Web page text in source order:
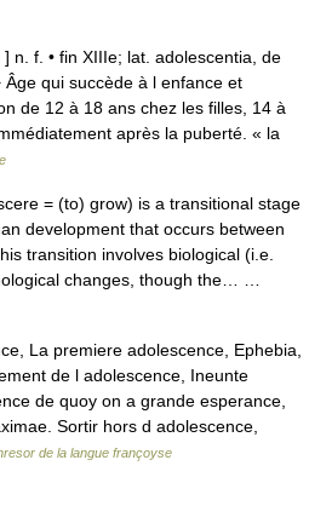
n. f. • fin XIIIe; lat. adolescentia, de
qui succède à l enfance et
de 12 à 18 ans chez les filles, 14 à
après la puberté. « la
= (to) grow) is a transitional stage
development that occurs between
transition involves biological (i.e.
changes, though the… …
La premiere adolescence, Ephebia,
de l adolescence, Ineunte
de quoy on a grande esperance,
Sortir hors d adolescence,
de la langue françoyse